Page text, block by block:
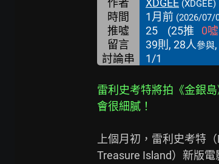
作者 XDGEE (XDGEE)
時間 1月前 (2026/07/
推噓 25 (25推 0噓
留言
39則, 28人參與
討論串 1/1
雷利史考特將拍《金銀
會很細膩！
上個月初，雷利史考特
Treasure Island）新版